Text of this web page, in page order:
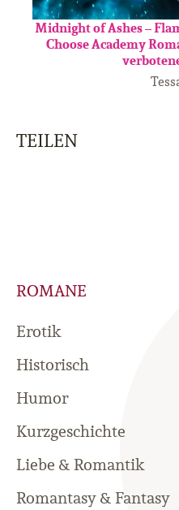
Midnight of Ashes –
Choose Academy
TEILEN
ROMANE
Erotik
Historisch
Humor
Kurzgeschichte
Liebe & Romantik
Romantasy & Fantasy